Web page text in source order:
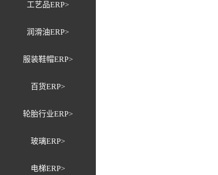
工艺品ERP>
润滑油ERP>
服装鞋帽ERP>
百货ERP>
轮胎行业ERP>
玻璃ERP>
电梯ERP>